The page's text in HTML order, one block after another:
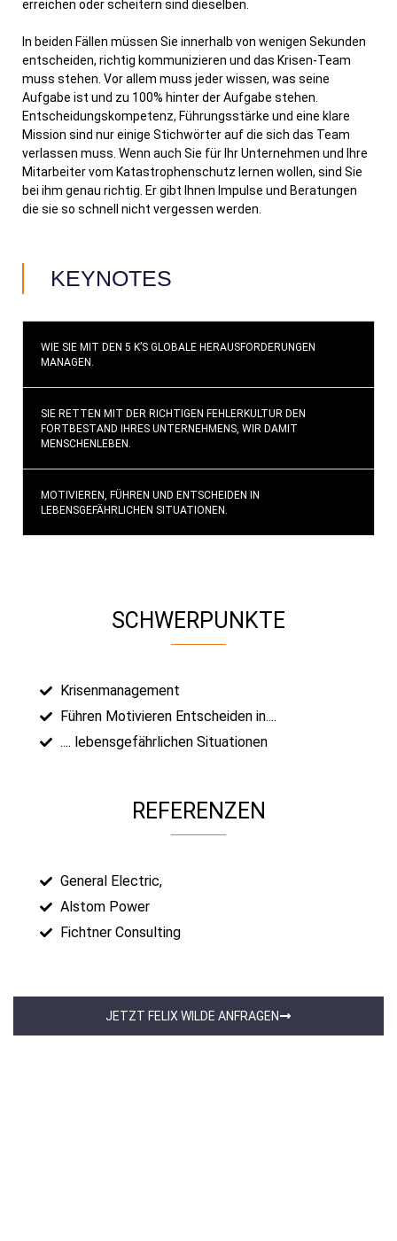
erreichen oder scheitern sind dieselben.
In beiden Fällen müssen Sie innerhalb von wenigen Sekunden
entscheiden, richtig kommunizieren und das Krisen-Team
muss stehen. Vor allem muss jeder wissen, was seine
Aufgabe ist und zu 100% hinter der Aufgabe stehen.
Entscheidungskompetenz, Führungsstärke und eine klare
Mission sind nur einige Stichwörter auf die sich das Team
verlassen muss. Wenn auch Sie für Ihr Unternehmen und Ihre
Mitarbeiter vom Katastrophenschutz lernen wollen, sind Sie
bei ihm genau richtig. Er gibt Ihnen Impulse und Beratungen
die sie so schnell nicht vergessen werden.
KEYNOTES
WIE SIE MIT DEN 5 K’S GLOBALE HERAUSFORDERUNGEN
MANAGEN.
SIE RETTEN MIT DER RICHTIGEN FEHLERKULTUR DEN
FORTBESTAND IHRES UNTERNEHMENS, WIR DAMIT
MENSCHENLEBEN.
MOTIVIEREN, FÜHREN UND ENTSCHEIDEN IN
LEBENSGEFÄHRLICHEN SITUATIONEN.
SCHWERPUNKTE
Krisenmanagement
Führen Motivieren Entscheiden in....
.... lebensgefährlichen Situationen
REFERENZEN
General Electric,
Alstom Power
Fichtner Consulting
JETZT FELIX WILDE ANFRAGEN